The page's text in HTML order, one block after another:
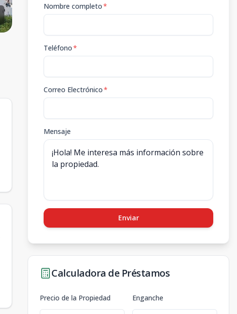
Nombre completo*
Teléfono*
Correo Electrónico*
Mensaje
Enviar
Calculadora de Préstamos
Precio de la Propiedad Enganche